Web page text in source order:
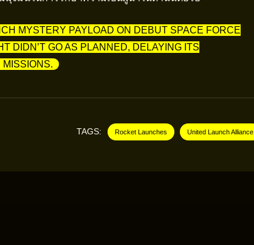
MYSTERY PAYLOAD ON DEBUT SPACE FORCE
DIDN’T GO AS PLANNED, DELAYING ITS
TAGS: Rocket Launches United Launch Alliance